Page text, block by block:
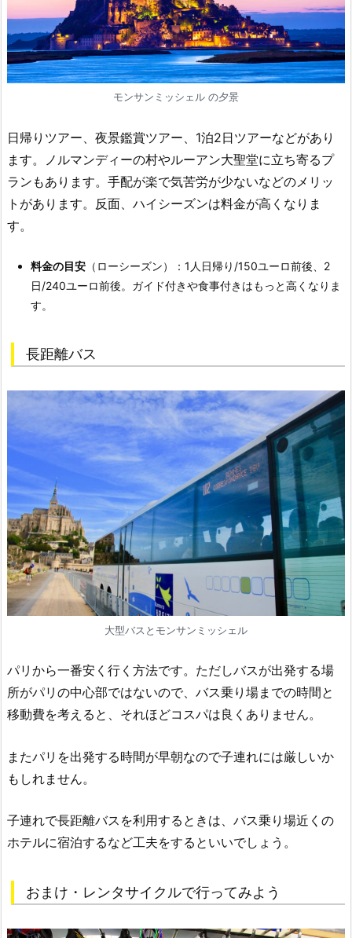
モンサンミッシェル の夕景
日帰りツアー、夜景鑑賞ツアー、1泊2日ツアーなどがあり
ます。ノルマンディーの村やルーアン大聖堂に立ち寄るプ
ランもあります。手配が楽で気苦労が少ないなどのメリッ
トがあります。反面、ハイシーズンは料金が高くなりま
す。
料金の目安 （ローシーズン）：1人日帰り/150ユーロ前後、2
日/240ユーロ前後。ガイド付きや食事付きはもっと高くなりま
す。
長距離バス
大型バスとモンサンミッシェル
パリから一番安く行く方法です。ただしバスが出発する場
所がパリの中心部ではないので、バス乗り場までの時間と
移動費を考えると、それほどコスパは良くありません。
またパリを出発する時間が早朝なので子連れには厳しいか
もしれません。
子連れで長距離バスを利用するときは、バス乗り場近くの
ホテルに宿泊するなど工夫をするといいでしょう。
おまけ・レンタサイクルで行ってみよう